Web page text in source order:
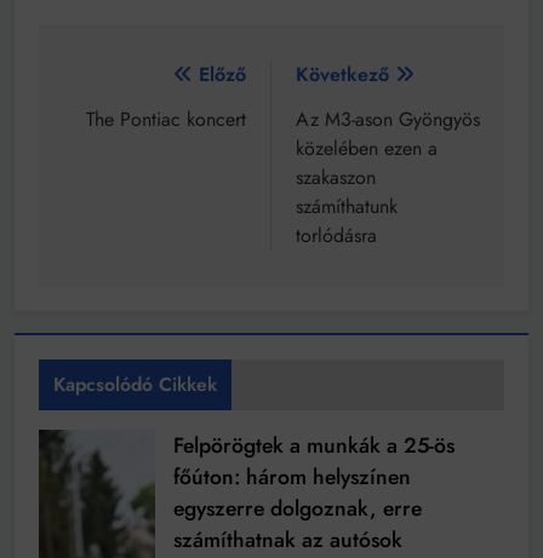
Bejegyzés
navigáció
Előző
The Pontiac koncert
Következő
Az M3-ason Gyöngyös
közelében ezen a
szakaszon
számíthatunk
torlódásra
Kapcsolódó Cikkek
Felpörögtek a munkák a 25-ös
főúton: három helyszínen
egyszerre dolgoznak, erre
számíthatnak az autósok